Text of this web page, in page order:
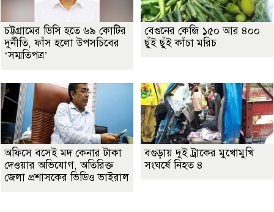
চট্টগ্রামের ডিসি হতে ৬৯ কোটির
দুর্নীতি, ফাঁস হলো উপসচিবের
‘সম্মতিপত্র’
বেগুনের কেজি ১৫০ আর ৪০০
ছুঁই ছুঁই কাঁচা মরিচ
অফিসে বসেই মদ কেনার টাকা
দেওয়ার অভিযোগ, অতিরিক্ত
জেলা প্রশাসকের ভিডিও ভাইরাল
বগুড়ায় দুই ট্রাকের মুখোমুখি
সংঘর্ষে নিহত ৪